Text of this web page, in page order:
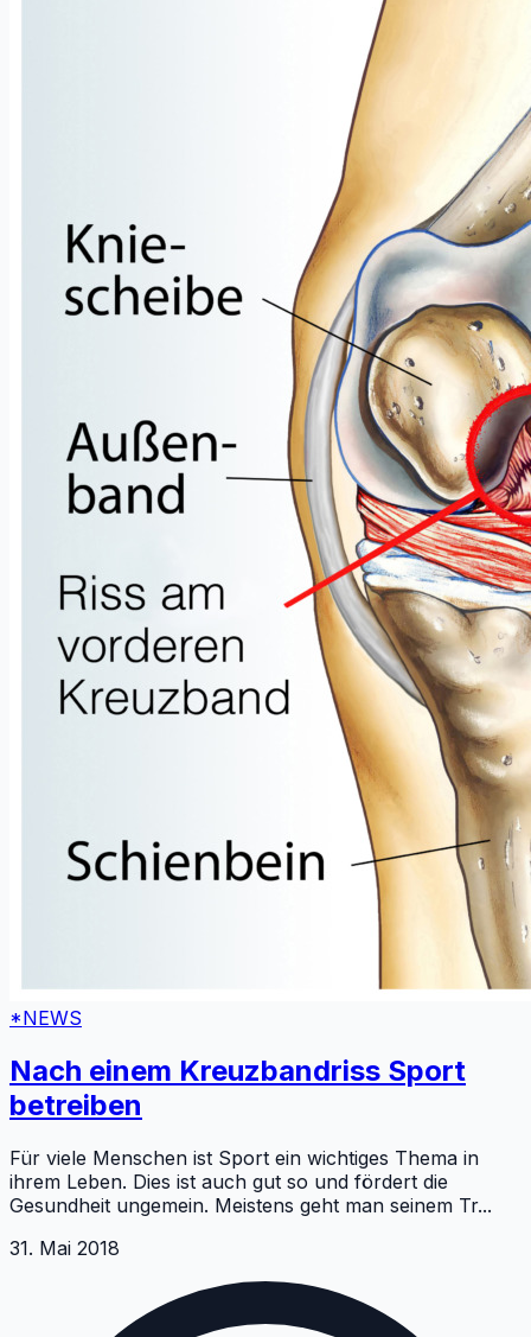
*NEWS
Nach einem Kreuzbandriss Sport
betreiben
Für viele Menschen ist Sport ein wichtiges Thema in
ihrem Leben. Dies ist auch gut so und fördert die
Gesundheit ungemein. Meistens geht man seinem Tr...
31. Mai 2018